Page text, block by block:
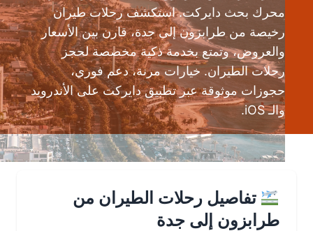
محرك بحث دايركت. استكشف رحلات طيران
رخيصة من طرابزون إلى جدة، قارن بين الأسعار
والعروض، وتمتع بخدمة ذكية مخصصة لحجز
رحلات الطيران. خيارات مرنة، دعم فوري،
حجوزات موثوقة عبر تطبيق دايركت على الأندرويد
تفاصيل رحلات الطيران من
طرابزون إلى جدة